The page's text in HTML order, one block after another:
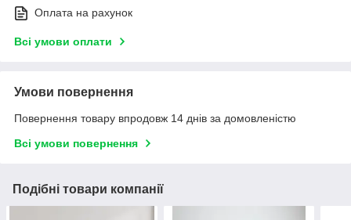
Оплата на рахунок
Всі умови оплати
Умови повернення
Повернення товару впродовж 14 днів за домовленістю
Всі умови повернення
Подібні товари компанії